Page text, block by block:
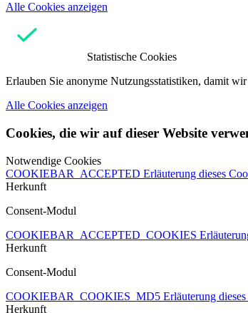
Alle Cookies anzeigen
Statistische Cookies
Erlauben Sie anonyme Nutzungsstatistiken, damit
Alle Cookies anzeigen
Cookies, die wir auf dieser Website
Notwendige Cookies
COOKIEBAR_ACCEPTED Erläuterung dieses
Herkunft
Consent-Modul
COOKIEBAR_ACCEPTED_COOKIES
Herkunft
Consent-Modul
COOKIEBAR_COOKIES_MD5 Erläuterung
Herkunft